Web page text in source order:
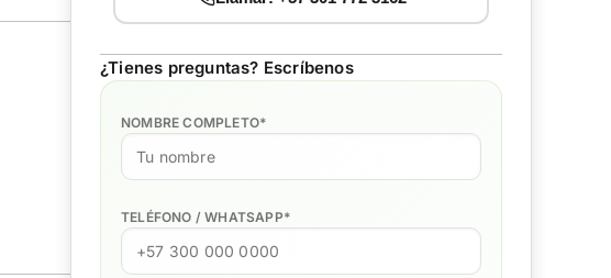
¿Tienes preguntas? Escríbenos
NOMBRE COMPLETO*
TELÉFONO / WHATSAPP*